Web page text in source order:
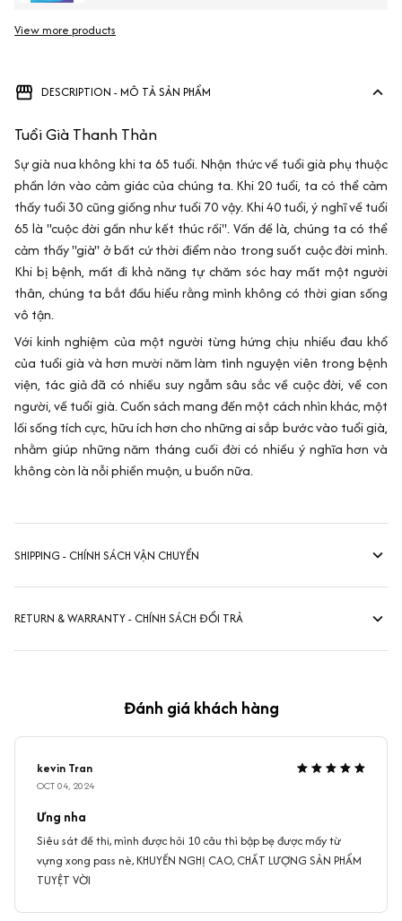
View more products
DESCRIPTION - MÔ TẢ SẢN PHẨM
Tuổi Già Thanh Thản
Sự già nua không khi ta 65 tuổi. Nhận thức về tuổi già phụ thuộc
phần lớn vào cảm giác của chúng ta. Khi 20 tuổi, ta có thể cảm
thấy tuổi 30 cũng giống như tuổi 70 vậy. Khi 40 tuổi, ý nghĩ về tuổi
65 là "cuộc đời gần như kết thúc rồi". Vấn đề là, chúng ta có thể
cảm thấy "già" ở bất cứ thời điểm nào trong suốt cuộc đời mình.
Khi bị bệnh, mất đi khả năng tự chăm sóc hay mất một người
thân, chúng ta bắt đầu hiểu rằng mình không có thời gian sống
vô tận.
Với kinh nghiệm của một người từng hứng chịu nhiều đau khổ
của tuổi già và hơn mười năm làm tình nguyện viên trong bệnh
viện, tác giả đã có nhiều suy ngẫm sâu sắc về cuộc đời, về con
người, về tuổi già. Cuốn sách mang đến một cách nhìn khác, một
lối sống tích cực, hữu ích hơn cho những ai sắp bước vào tuổi già,
nhằm giúp những năm tháng cuối đời có nhiều ý nghĩa hơn và
không còn là nỗi phiền muộn, u buồn nữa.
SHIPPING - CHÍNH SÁCH VẬN CHUYỂN
RETURN & WARRANTY - CHÍNH SÁCH ĐỔI TRẢ
Đánh giá khách hàng
kevin Tran
OCT 04, 2024
Ưng nha
Siêu sát đề thi, mình được hỏi 10 câu thì bập bẹ được mấy từ
vựng xong pass nè, KHUYẾN NGHỊ CAO, CHẤT LƯỢNG SẢN PHẨM
TUYỆT VỜI